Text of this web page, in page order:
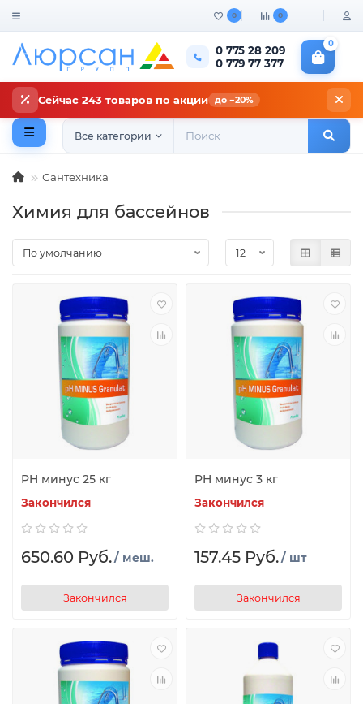
0 0
0 775 28 209
0 779 77 377
0
Сейчас 243 товаров по акции до −20%
Все категории
Сантехника
Химия для бассейнов
PH минус 25 кг
Закончился
650.60 Руб./ меш.
Закончился
PH минус 3 кг
Закончился
157.45 Руб./ шт
Закончился